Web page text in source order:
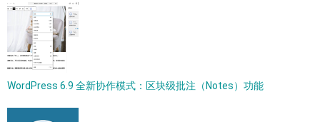
WordPress 6.9 全新协作模式：区块级批注（Notes）功能